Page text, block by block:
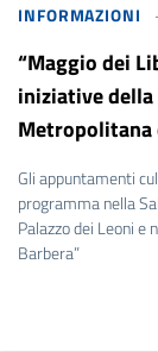
INFORMAZIONI
“Maggio dei
iniziative
Metropolitana
Gli appuntamenti
programma nella
Palazzo dei Leoni e
Barbera”